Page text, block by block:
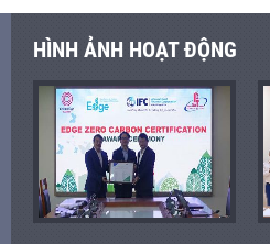
HÌNH ẢNH HOẠT ĐỘNG